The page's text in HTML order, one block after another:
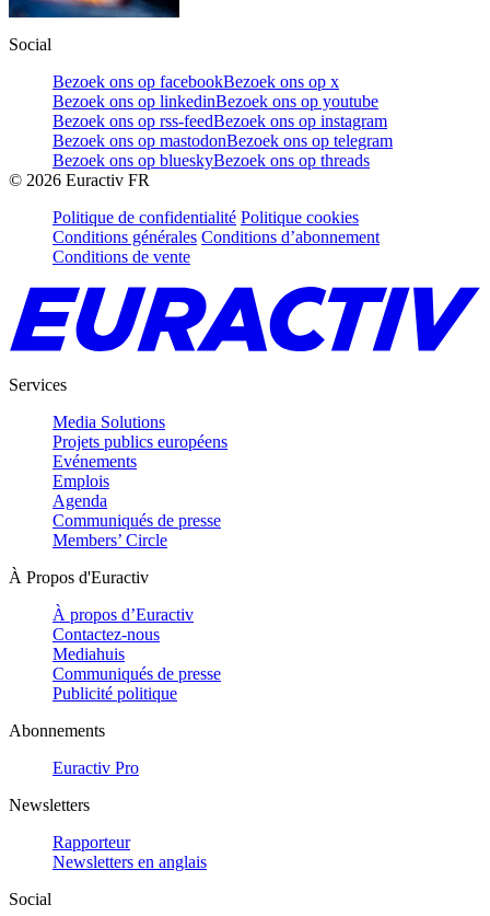
Social
Bezoek ons op facebookBezoek ons op x
Bezoek ons op linkedinBezoek ons op youtube
Bezoek ons op rss-feedBezoek ons op instagram
Bezoek ons op mastodonBezoek ons op telegram
Bezoek ons op blueskyBezoek ons op threads
© 2026 Euractiv FR
Politique de confidentialité Politique cookies
Conditions générales Conditions d’abonnement
Conditions de vente
Services
Media Solutions
Projets publics européens
Evénements
Emplois
Agenda
Communiqués de presse
Members’ Circle
À Propos d'Euractiv
À propos d’Euractiv
Contactez-nous
Mediahuis
Communiqués de presse
Publicité politique
Abonnements
Euractiv Pro
Newsletters
Rapporteur
Newsletters en anglais
Social